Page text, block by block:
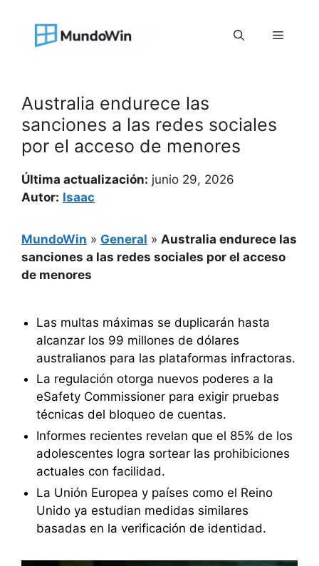
contenido
Menú
Australia endurece las
sanciones a las redes sociales
por el acceso de menores
Última actualización: junio 29, 2026
Autor: Isaac
MundoWin » General » Australia endurece las
sanciones a las redes sociales por el acceso
de menores
Las multas máximas se duplicarán hasta
alcanzar los 99 millones de dólares
australianos para las plataformas infractoras.
La regulación otorga nuevos poderes a la
eSafety Commissioner para exigir pruebas
técnicas del bloqueo de cuentas.
Informes recientes revelan que el 85% de los
adolescentes logra sortear las prohibiciones
actuales con facilidad.
La Unión Europea y países como el Reino
Unido ya estudian medidas similares
basadas en la verificación de identidad.